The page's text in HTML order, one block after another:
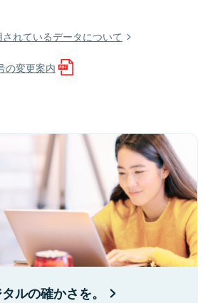
れているデータについて
の変更案内
ルの確かさを。